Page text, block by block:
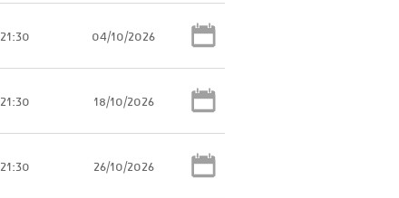
04/10/2026
21:30
18/10/2026
21:30
26/10/2026
21:30